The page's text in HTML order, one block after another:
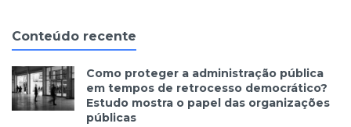
Conteúdo recente
Como proteger a administração pública
em tempos de retrocesso democrático?
Estudo mostra o papel das organizações
públicas